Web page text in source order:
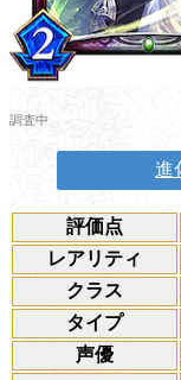
調査中
進
評価点
レアリティ
クラス
タイプ
声優